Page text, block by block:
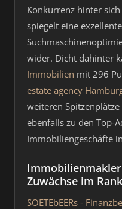
Konkurrenz hinter
spiegelt eine
wider. Dicht dahinter
Immobilien mit 296
estate agency
weiteren
ebenfalls zu den Top-
Immobiliengeschäfte
Zuwächse im
SOETEbEERs -